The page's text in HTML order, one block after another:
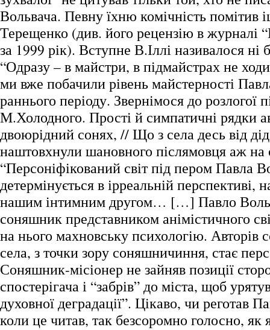
Вольвача. Певну їхню комічність помітив
Терещенко (див. його рецензію в журналі
за 1999 рік). Вступне В.Іллі називалося
“Одразу – в майстри, в підмайстрах не
ми вже побачили рівень майстерності
раннього періоду. Звернімося до розлогої
М.Холодного. Прості й симпатичні рядки
двоюрідний сонях, // Що з села десь від
наштовхнули шановного післямовця аж на
“Персоніфікований світ під пером Павла
детермінується в ірреальній перспективі,
нашим інтимним другом… […] Павло
соняшник представником анімістичного
на нього махновську психологію. Авторів
села, з точки зору соняшничиння, стає
Соняшник-місіонер не зайняв позиції
спостерігача і “забрів” до міста, щоб
духовної деградації”. Цікаво, чи реготав
коли це читав, так безсоромно голосно, як